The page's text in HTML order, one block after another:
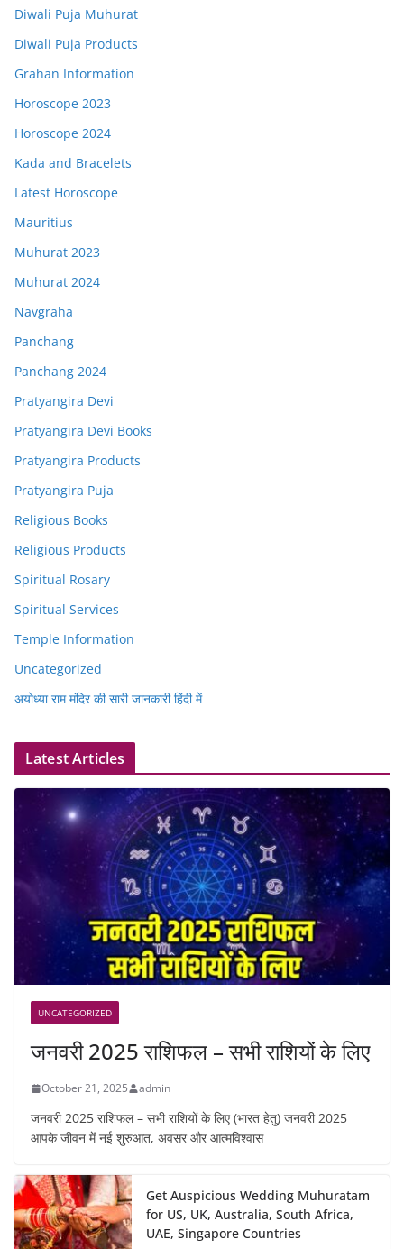
Diwali Puja Muhurat
Diwali Puja Products
Grahan Information
Horoscope 2023
Horoscope 2024
Kada and Bracelets
Latest Horoscope
Mauritius
Muhurat 2023
Muhurat 2024
Navgraha
Panchang
Panchang 2024
Pratyangira Devi
Pratyangira Devi Books
Pratyangira Products
Pratyangira Puja
Religious Books
Religious Products
Spiritual Rosary
Spiritual Services
Temple Information
Uncategorized
अयोध्या राम मंदिर की सारी जानकारी हिंदी में
Latest Articles
UNCATEGORIZED
जनवरी 2025 राशिफल – सभी राशियों के लिए
October 21, 2025 admin
जनवरी 2025 राशिफल – सभी राशियों के लिए (भारत हेतु) जनवरी 2025
आपके जीवन में नई शुरुआत, अवसर और आत्मविश्वास
Get Auspicious Wedding Muhuratam
for US, UK, Australia, South Africa,
UAE, Singapore Countries